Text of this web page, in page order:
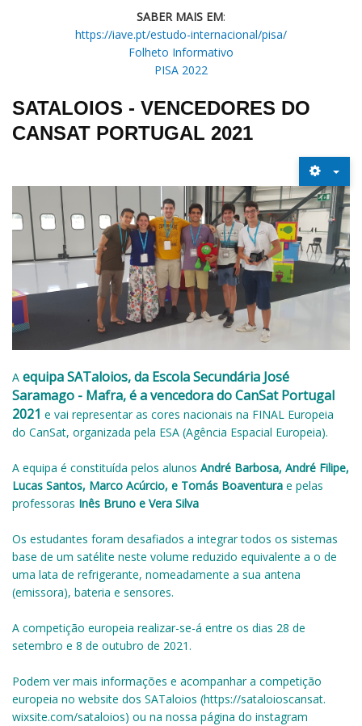
SABER MAIS EM:
https://iave.pt/estudo-internacional/pisa/
Folheto Informativo
PISA 2022
SATALOIOS - VENCEDORES DO
CANSAT PORTUGAL 2021
A equipa SATaloios, da Escola Secundária José
Saramago - Mafra, é a vencedora do CanSat Portugal
2021 e vai representar as cores nacionais na FINAL Europeia
do CanSat, organizada pela ESA (Agência Espacial Europeia).
A equipa é constituída pelos alunos André Barbosa, André Filipe,
Lucas Santos, Marco Acúrcio, e Tomás Boaventura e pelas
professoras Inês Bruno e Vera Silva
Os estudantes foram desafiados a integrar todos os sistemas
base de um satélite neste volume reduzido equivalente a o de
uma lata de refrigerante, nomeadamente a sua antena
(emissora), bateria e sensores.
A competição europeia realizar-se-á entre os dias 28 de
setembro e 8 de outubro de 2021.
Podem ver mais informações e acompanhar a competição
europeia no website dos SATaloios (https://sataloioscansat.
wixsite.com/sataloios) ou na nossa página do instagram